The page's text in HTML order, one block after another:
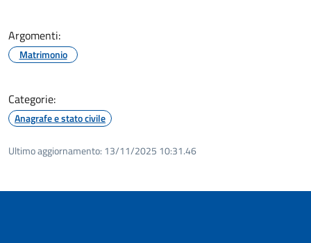
Argomenti:
Matrimonio
Categorie:
Anagrafe e stato civile
Ultimo aggiornamento: 13/11/2025 10:31.46